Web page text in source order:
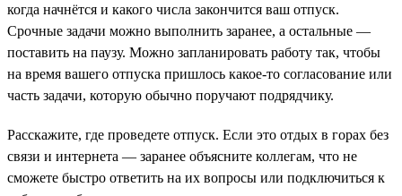
когда начнётся и какого числа закончится ваш отпуск.
Срочные задачи можно выполнить заранее, а остальные —
поставить на паузу. Можно запланировать работу так, чтобы
на время вашего отпуска пришлось какое-то согласование или
часть задачи, которую обычно поручают подрядчику.
Расскажите, где проведете отпуск. Если это отдых в горах без
связи и интернета — заранее объясните коллегам, что не
сможете быстро ответить на их вопросы или подключиться к